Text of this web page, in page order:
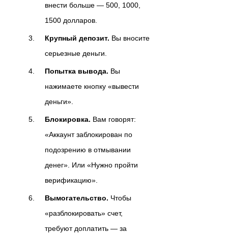
внести больше — 500, 1000,
1500 долларов.
Крупный депозит. Вы вносите
серьезные деньги.
Попытка вывода. Вы
нажимаете кнопку «вывести
деньги».
Блокировка. Вам говорят:
«Аккаунт заблокирован по
подозрению в отмывании
денег». Или «Нужно пройти
верификацию».
Вымогательство. Чтобы
«разблокировать» счет,
требуют доплатить — за